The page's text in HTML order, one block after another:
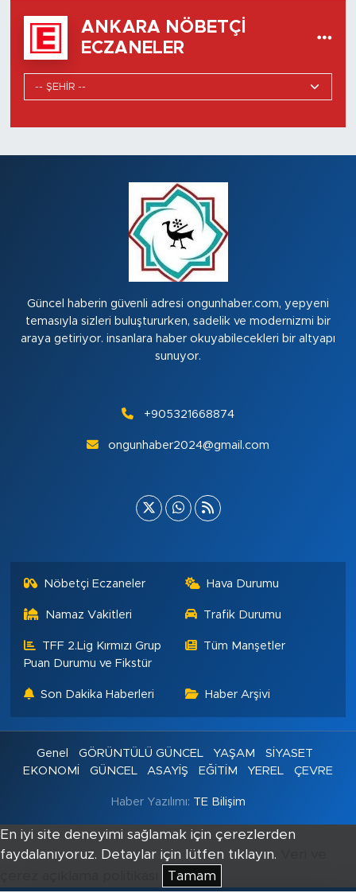
ANKARA NÖBETÇI
ECZANELER
Güncel haberin güvenli adresi ongunhaber.com, yepyeni
temasıyla sizleri buluştururken, sadelik ve modernizmi bir
araya getiriyor. insanlara haber okuyabilecekleri bir altyapı
sunuyor.
+905321668874
ongunhaber2024@gmail.com
Nöbetçi Eczaneler Hava Durumu
Namaz Vakitleri Trafik Durumu
TFF 2.Lig Kırmızı Grup
Puan Durumu ve Fikstür
Tüm Manşetler
Son Dakika Haberleri Haber Arşivi
Genel GÖRÜNTÜLÜ GÜNCEL YAŞAM
SİYASET
EKONOMİ
GÜNCEL ASAYİŞ EĞİTİM YEREL ÇEVRE
Haber Yazılımı: TE Bilişim
En iyi site deneyimi sağlamak için çerezlerden
faydalanıyoruz. Detaylar için lütfen tıklayın.
Tamam